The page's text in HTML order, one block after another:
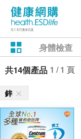
身體檢查
共14個產品 1 / 1 頁
鋅